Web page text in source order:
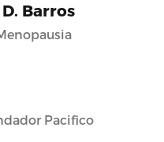
Barros
Pacifico